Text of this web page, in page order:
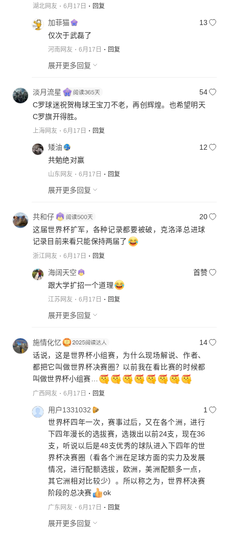
湖北网友 6月17日 回复
加菲猫
13
仅次于武磊了
河南网友 6月17日 回复
展开更多回复
淡月流星
54
C罗球迷祝贺梅球王宝刀不老，再创辉煌。也希望明天
C罗旗开得胜。
上海网友 6月17日 回复
矮油
12
共勉绝对赢
山东网友 6月17日 回复
展开更多回复
共和仔
20
这届世界杯扩军，各种记录都要被破，克洛泽总进球
记录目前来看只能保持两届了
浙江网友 6月17日 回复
海阔天空
首赞
跟大学扩招一个道理
江苏网友 6月17日 回复
展开更多回复
施情化忆
14
话说，这是世界杯小组赛，为什么现场解说、作者、
都把它叫做世界杯决赛圈？以前我在看比赛的时候都
叫做世界杯小组赛…
广西网友 6月17日 回复
用户1331032
1
世界杯四年一次，赛事过后，又在各个洲，进行
下四年漫长的选拔赛，选拨出以前24支，现在36
支，听说以后是48支优秀的球队进入下四年的世
界杯决赛圈（看各个洲在足球方面的实力及发展
情况，进行配额选拔，欧洲，美洲配额多一点，
其它洲相对比较少）。所以称之为，世界杯决赛
阶段的总决赛
ok
广东网友 6月17日 回复
展开更多回复